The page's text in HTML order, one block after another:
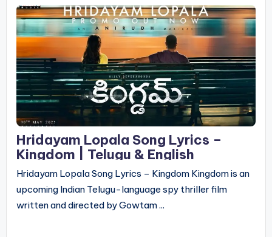
Hridayam Lopala Song Lyrics –
Kingdom | Telugu & English
Hridayam Lopala Song Lyrics – Kingdom Kingdom is an
upcoming Indian Telugu-language spy thriller film
written and directed by Gowtam ...